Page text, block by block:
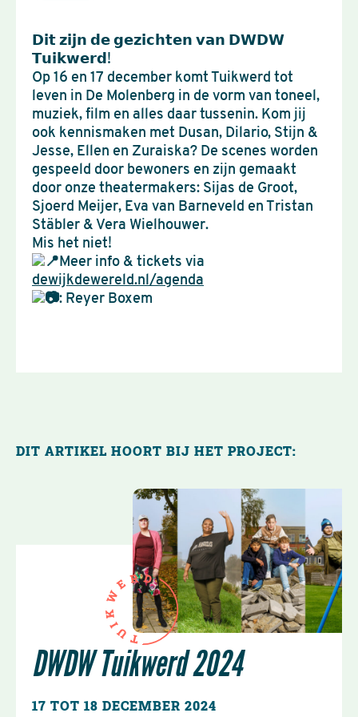
𝗗𝗶𝘁 𝘇𝗶𝗷𝗻 𝗱𝗲 𝗴𝗲𝘇𝗶𝗰𝗵𝘁𝗲𝗻 𝘃𝗮𝗻 𝗗𝗪𝗗𝗪
𝗧𝘂𝗶𝗸𝘄𝗲𝗿𝗱!
Op 16 en 17 december komt Tuikwerd tot
leven in De Molenberg in de vorm van toneel,
muziek, film en alles daar tussenin. Kom jij
ook kennismaken met Dusan, Dilario, Stijn &
Jesse, Ellen en Zuraiska? De scenes worden
gespeeld door bewoners en zijn gemaakt
door onze theatermakers: Sijas de Groot,
Sjoerd Meijer, Eva van Barneveld en Tristan
Stäbler & Vera Wielhouwer.
Mis het niet!
Meer info & tickets via
dewijkdewereld.nl/agenda
: Reyer Boxem
DIT ARTIKEL HOORT BIJ HET PROJECT:
DWDW Tuikwerd 2024
17 TOT 18 DECEMBER 2024
T
U
I
K
W
ERD